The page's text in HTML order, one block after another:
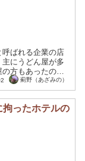
ばれる企業の店
にうどん屋が多
方もあったので
らを訪れてみま
薊野（あざみの）
ったホテルの